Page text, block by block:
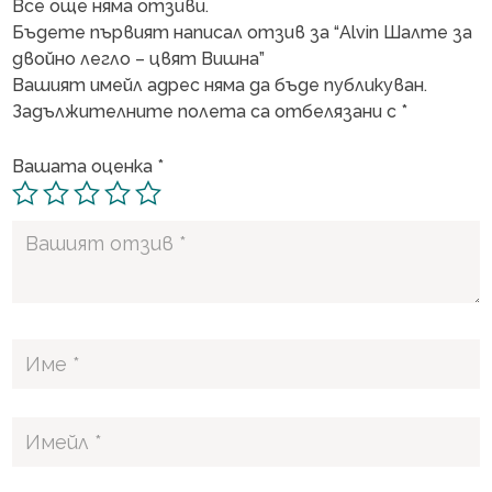
Все още няма отзиви.
Бъдете първият написал отзив за “Alvin Шалте за
двойно легло – цвят Вишна”
Вашият имейл адрес няма да бъде публикуван.
Задължителните полета са отбелязани с *
Вашата оценка *